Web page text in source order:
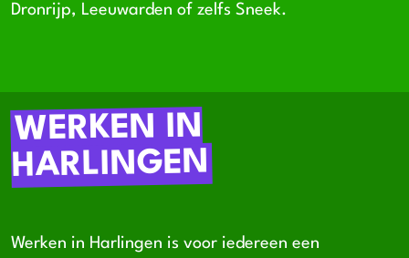
Dronrijp, Leeuwarden of zelfs Sneek.
WERKEN IN
HARLINGEN
Werken in Harlingen is voor iedereen een